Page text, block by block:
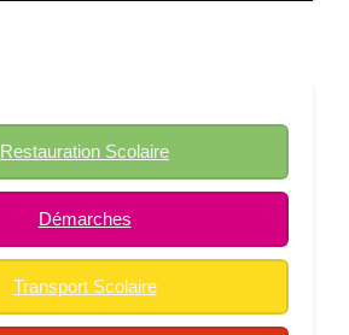
Restauration Scolaire
Démarches
Transport Scolaire